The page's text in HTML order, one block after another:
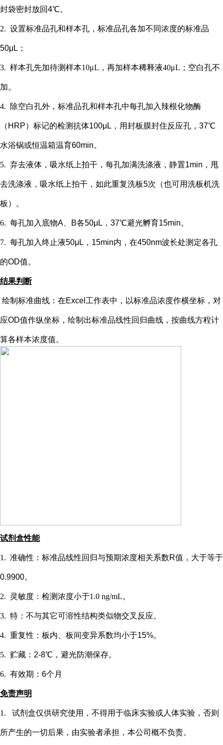
封袋密封放回4℃。
2. 设置标准品孔和样本孔 ，标准品孔各加不同浓度的标准品
50μL；
3. 样本孔先加待测样本10μL，再加样本稀释液40μL； 空白孔不
加。
4. 除空白孔外， 标准品孔和样本孔中每孔加入辣根化物酶
（ HRP）标记的检测抗体100μL，用封板膜封住反应孔，37℃
水浴锅或恒温箱温育60min。
5. 弃去液体，吸水纸上拍干，每孔加满洗涤液，静置1min，甩
去洗涤液，吸水纸上拍干，如此重复洗板5次（也可用洗板机洗
板）。
6. 每孔加入底物A、B各50μL，37℃避光孵育15min。
7. 每孔加入终止液50μL，15min内，在450nm波长处测定各孔
的OD值。
结果判断
绘制标准曲线：在Excel工作表中，以标准品浓度作横坐标，对
应OD值作纵坐标，绘制出标准品线性回归曲线，按曲线方程计
算各样本浓度值。
试剂盒性能
1. 准确性：标准品线性回归与预期浓度相关系数R值，大于等于
0.9900。
2. 灵敏度：检测浓度小于1.0 ng/mL。
3. 特：不与其它可溶性结构类似物交叉反应。
4. 重复性：板内、板间变异系数均小于15%。
5. 贮藏： 2-8℃，避光防潮保存。
6. 有效期： 6个月
免责声明
1. 试剂盒仅供研究使用，不得用于临床实验或人 体实验，否则
所产生的一切后果，由实验者承担，本公司概不负责。